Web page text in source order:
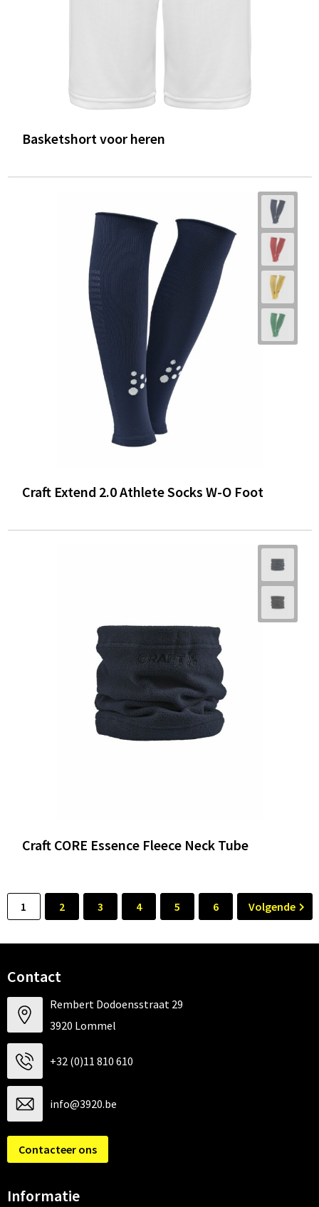
Basketshort voor heren
Craft Extend 2.0 Athlete Socks W-O Foot
Craft CORE Essence Fleece Neck Tube
1 2 3 4 5 6 Volgende
Contact
Rembert Dodoensstraat 29
3920 Lommel
+32 (0)11 810 610
info@3920.be
Contacteer ons
Informatie